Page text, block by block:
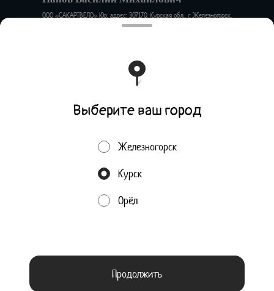
файлов cookie вашего браузера и использование аналитических сервисов согласно
нашей
ОК
ООО «САКАРТВЕЛО» Юр. адрес: 307170, Курская обл., г. Железногорск,
ул. Алексеевский проезд, д.1А Факт. адрес: 302001, Орловская обл.,
Работает на эффективном ядреFoodpicásso
Политика конфиденциальности
Акции, скидки, кэшбэк − в нашем приложении!
Выберите ваш город
Железногорск
Курск
Орёл